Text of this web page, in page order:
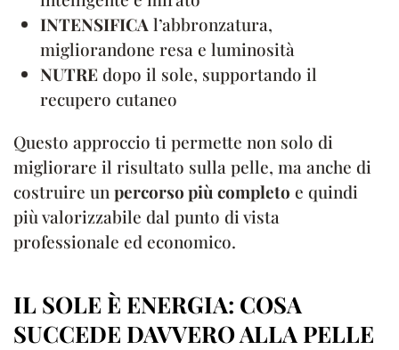
INTENSIFICAl’abbronzatura,
migliorandone resa e luminosità
NUTREdopo il sole, supportando il
recupero cutaneo
Questo approccio ti permette non solo di
migliorare il risultato sulla pelle, ma anche di
costruire unpercorso più completo e quindi
più valorizzabile dal punto di vista
professionale ed economico.
IL SOLE È ENERGIA: COSA
SUCCEDE DAVVERO ALLA PELLE